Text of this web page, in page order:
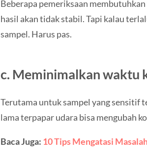
Beberapa pemeriksaan
hasil akan tidak stabil. Tapi kalau
sampel. Harus pas.
c. Meminimalkan waktu
Terutama untuk sampel yang sensitif
lama terpapar udara bisa mengubah
Baca Juga: 10 Tips Mengatasi